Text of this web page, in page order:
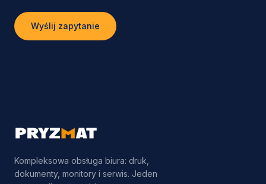
Wyślij zapytanie
Kompleksowa obsługa biura: druk,
dokumenty, monitory i serwis. Jeden